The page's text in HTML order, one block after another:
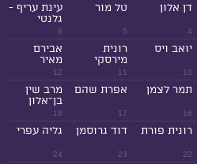
4
דן אלון
5
טל מור
6
עינת עריף -
גלנטי
10
יואב ויס
11
רונית
מירסקי
12
אבירם
מאיר
16
תמר לצמן
17
אפרת שהם
18
מרב שין
בן־אלון
22
רונית פורת
23
דוד גרוסמן
24
גליה עפרי